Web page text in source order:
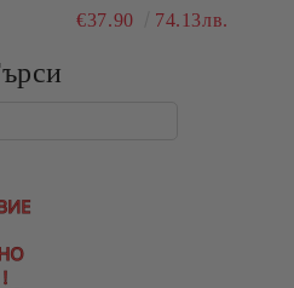
ЧЕРЕШИ, 100%
€37.90 74.13лв.